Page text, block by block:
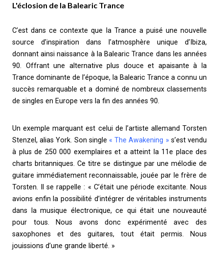
L'éclosion de la Balearic Trance
C’est dans ce contexte que la Trance a puisé une nouvelle
source d’inspiration dans l’atmosphère unique d’Ibiza,
donnant ainsi naissance à la Balearic Trance dans les années
90. Offrant une alternative plus douce et apaisante à la
Trance dominante de l’époque, la Balearic Trance a connu un
succès remarquable et a dominé de nombreux classements
de singles en Europe vers la fin des années 90.
Un exemple marquant est celui de l’artiste allemand Torsten
Stenzel, alias York. Son single « The Awakening » s’est vendu
à plus de 250 000 exemplaires et a atteint la 11e place des
charts britanniques. Ce titre se distingue par une mélodie de
guitare immédiatement reconnaissable, jouée par le frère de
Torsten. Il se rappelle : « C’était une période excitante. Nous
avions enfin la possibilité d’intégrer de véritables instruments
dans la musique électronique, ce qui était une nouveauté
pour tous. Nous avons donc expérimenté avec des
saxophones et des guitares, tout était permis. Nous
jouissions d’une grande liberté. »